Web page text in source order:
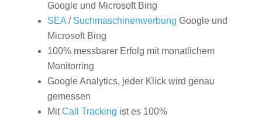
Google und Microsoft Bing
SEA/ Suchmaschinenwerbung Google und
Microsoft Bing
100% messbarer Erfolg mit monatlichem
Monitorring
Google Analytics, jeder Klick wird genau
gemessen
MitCall Tracking ist es 100%